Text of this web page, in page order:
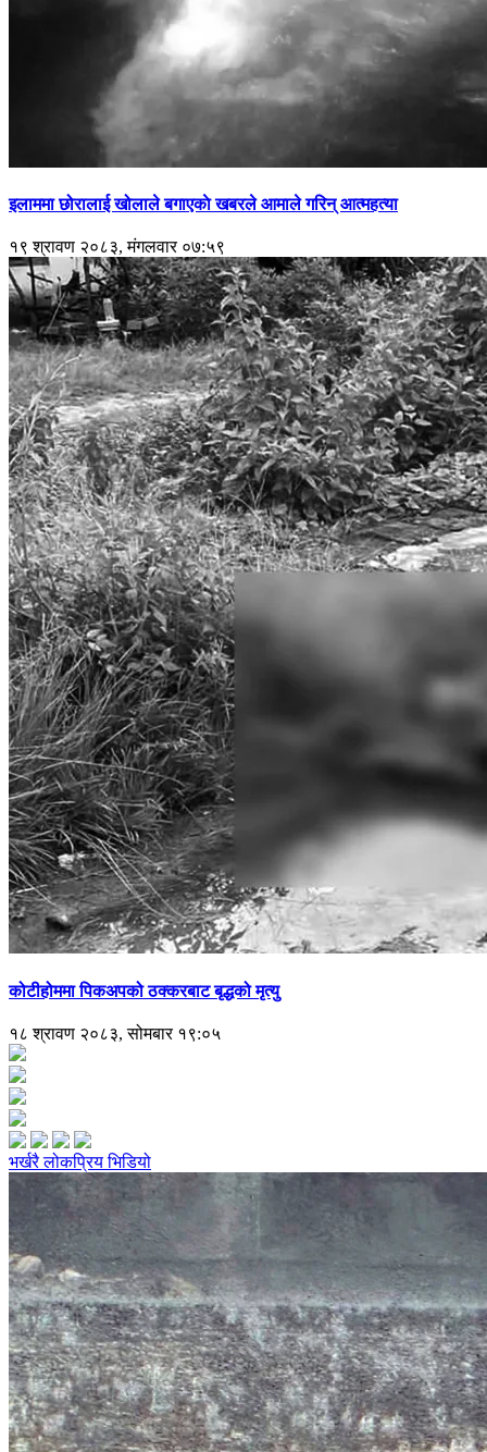
इलाममा छोरालाई खोलाले बगाएकाे खबरले आमाले गरिन् आत्महत्या
१९ श्रावण २०८३, मंगलवार ०७:५९
कोटीहोममा पिकअपको ठक्करबाट बृद्धको मृत्यु
१८ श्रावण २०८३, सोमबार १९:०५
भर्खरैलोकप्रियभिडियो